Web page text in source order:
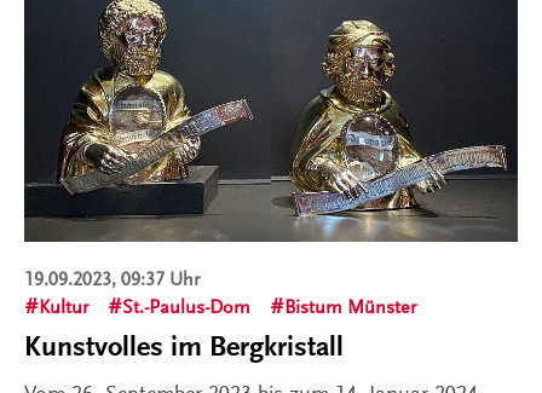
19.09.2023, 09:37 Uhr
Kultur
St.-Paulus-Dom Bistum Münster
Kunstvolles im Bergkristall